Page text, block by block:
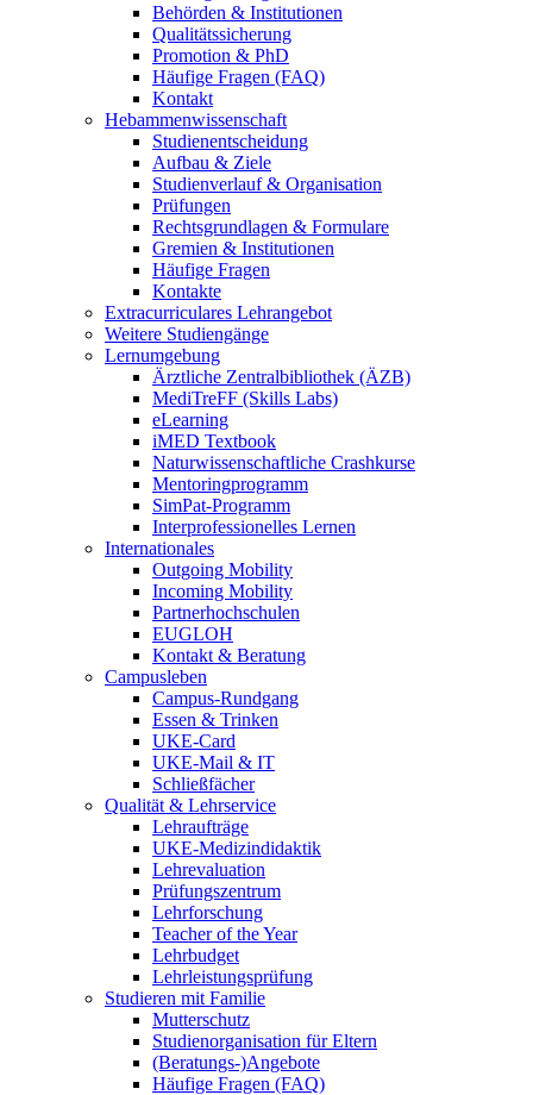
Behörden & Institutionen
Qualitätssicherung
Promotion & PhD
Häufige Fragen (FAQ)
Kontakt
Hebammenwissenschaft
Studienentscheidung
Aufbau & Ziele
Studienverlauf & Organisation
Prüfungen
Rechtsgrundlagen & Formulare
Gremien & Institutionen
Häufige Fragen
Kontakte
Extracurriculares Lehrangebot
Weitere Studiengänge
Lernumgebung
Ärztliche Zentralbibliothek (ÄZB)
MediTreFF (Skills Labs)
eLearning
iMED Textbook
Naturwissenschaftliche Crashkurse
Mentoringprogramm
SimPat-Programm
Interprofessionelles Lernen
Internationales
Outgoing Mobility
Incoming Mobility
Partnerhochschulen
EUGLOH
Kontakt & Beratung
Campusleben
Campus-Rundgang
Essen & Trinken
UKE-Card
UKE-Mail & IT
Schließfächer
Qualität & Lehrservice
Lehraufträge
UKE-Medizindidaktik
Lehrevaluation
Prüfungszentrum
Lehrforschung
Teacher of the Year
Lehrbudget
Lehrleistungsprüfung
Studieren mit Familie
Mutterschutz
Studienorganisation für Eltern
(Beratungs-)Angebote
Häufige Fragen (FAQ)